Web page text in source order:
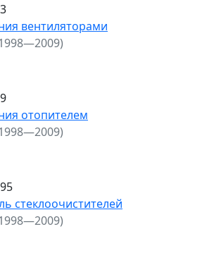
вентиляторами
отопителем
стеклоочистителей